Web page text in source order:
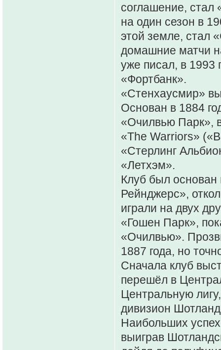
соглашение, стал
на один сезон в
этой земле, стал
домашние матчи
уже писал, в 1993
«Фортбанк».
«Стенхаусмир»
Основан в 1884
«Очилвью Парк»,
«The Warriors»
«Стерлинг
«Летхэм».
Клуб был основан
Рейнджерс»,
играли на двух
«Гошен Парк»,
«Очилвью».
1887 года, но
Сначала клуб
перешёл в
Центральную
дивизион
Наибольших
выиграв